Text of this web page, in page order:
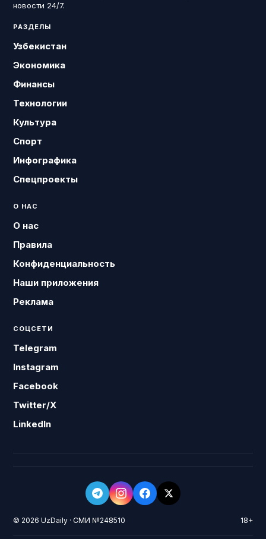
новости 24/7.
РАЗДЕЛЫ
Узбекистан
Экономика
Финансы
Технологии
Культура
Спорт
Инфографика
Спецпроекты
О НАС
О нас
Правила
Конфиденциальность
Наши приложения
Реклама
СОЦСЕТИ
Telegram
Instagram
Facebook
Twitter/X
LinkedIn
© 2026 UzDaily · СМИ №248510 18+